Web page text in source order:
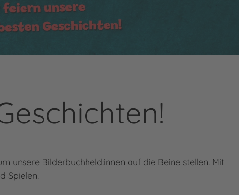
unsere Bilderbuchheld:innen auf die Beine stellen. Mit
Spielen.